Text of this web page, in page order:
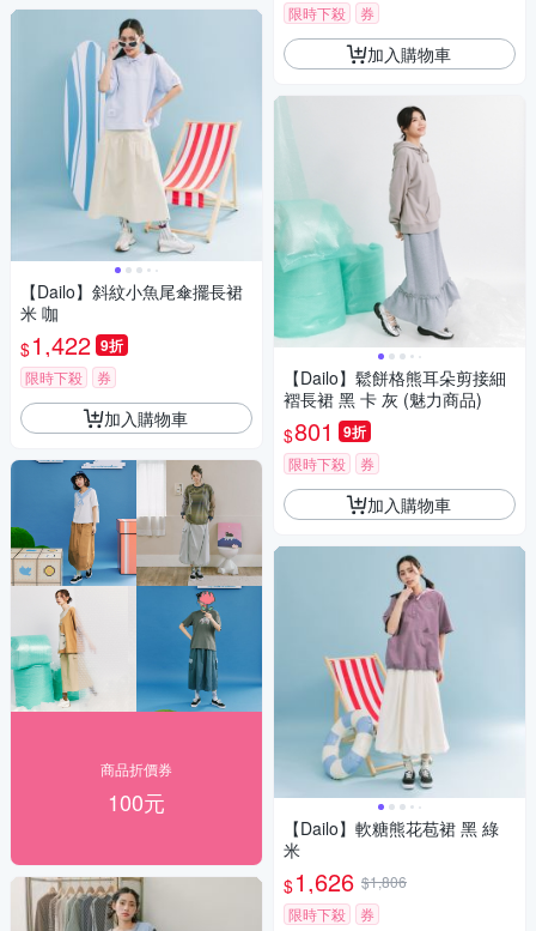
【Dailo】斜紋小魚尾傘擺長裙
米 咖
$1,422 9折
限時下殺 券
加入購物車
商品折價券
100元
限時下殺 券
加入購物車
【Dailo】鬆餅格熊耳朵剪接細
褶長裙 黑 卡 灰 (魅力商品)
$801 9折
限時下殺 券
加入購物車
【Dailo】軟糖熊花苞裙 黑 綠
米
$1,626 $1,806
限時下殺
券